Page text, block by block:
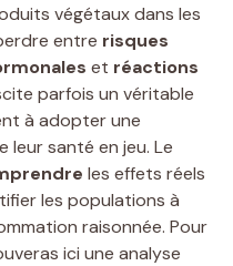
végétaux dans les
entre risques
et réactions
parfois un véritable
à adopter une
leur santé en jeu. Le
les effets réels
les populations à
raisonnée. Pour
ici une analyse